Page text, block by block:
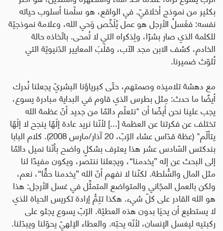
بكثير من نموذج أخلاقيّ. في الواقع، هو سلّمنا أسلوب حياته
نفسه: فغَسلُ الأرجل هو عمل يُلَخِّص وَحي الله، وعلامة نموذجيّة
للكلمة الذي صار بشرًا، ولِذكراه التي لا تُمحى. باتّخاذه حالة
الخادم، كشف الابن مجد الآب، وقلَبَ المعايير الدّنيويّة التي
تُلوّث ضميرنا.
مع دهشة تلاميذه وصمتهم، حتّى كبرياؤنا البشريّ يجعلنا نُدرك
أيضًا ما حدث: مِثل بطرس الذي قاوم في البداية مبادرة يسوع،
يجب علينا نحن أيضًا أن "نتعلّم دائمًا من جديد أنّ عظمة الله
تختلف عن فكرتنا عن العظمة [...] لأنّنا نريد عادة إلَهًا ينجح لا إلَهًا
يتألّم" (عظة قدّاس عشاء الرّبّ، 20 آذار/مارس 2008). كلام البابا
بندكتس السّادس عشر هذا يعترف بشكلٍ واضح بأنّنا نميل دائمًا
إلى البحث عن إله ”يخدمنا“، ويجعلنا ننتصر، ويكون مفيدًا لنا
مثل المال والسُّلطة. لكنّنا لا نفهم أنّ الله ”يخدمنا حقًّا“، نعم،
ولكن بالعمل المجّاني والمتواضع المتمثِّل في غسل الأرجل: هذا
هو الله القادر على كلّ شيء. هكذا تتِمُّ إرادة تكريس الحياة للذي
لا يستطيع أن يحيَا بدون هذه العطيّة. الرّبّ يسوع يجثو على
ركبتيه ليغسل الإنسان، لأنّه يحبّه. والعطاء الإلهيّ يحوّلنا ويبدّلنا.